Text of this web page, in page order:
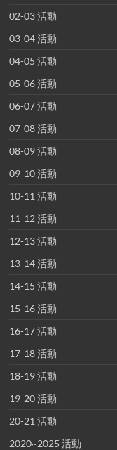
02-03 活動
03-04 活動
04-05 活動
05-06 活動
06-07 活動
07-08 活動
08-09 活動
09-10 活動
10-11 活動
11-12 活動
12-13 活動
13-14 活動
14-15 活動
15-16 活動
16-17 活動
17-18 活動
18-19 活動
19-20 活動
20-21 活動
2020~2025 活動